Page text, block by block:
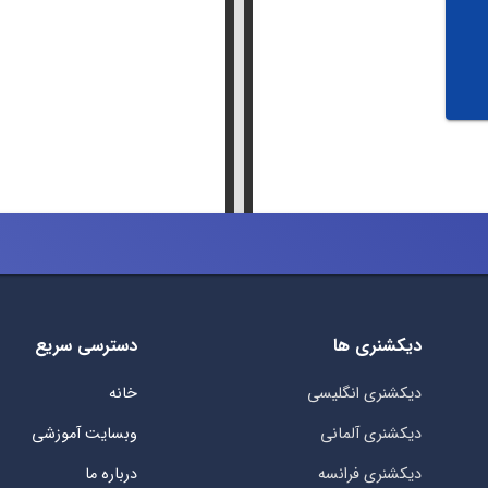
دیکشنری ها
دیکشنری انگلیسی
دیکشنری آلمانی
دیکشنری فرانسه
دسترسی سریع
خانه
وبسایت آموزشی
درباره ما